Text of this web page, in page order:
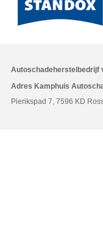
Autoschadeherstelbedrijf
Adres Kamphuis
Pierikspad 7, 7596 KD